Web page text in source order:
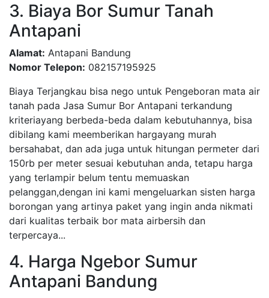
3. Biaya Bor Sumur Tanah
Antapani
Alamat: Antapani Bandung
Nomor Telepon: 082157195925
Biaya Terjangkau bisa nego untuk Pengeboran mata air
tanah pada Jasa Sumur Bor Antapani terkandung
kriteriayang berbeda-beda dalam kebutuhannya, bisa
dibilang kami meemberikan hargayang murah
bersahabat, dan ada juga untuk hitungan permeter dari
150rb per meter sesuai kebutuhan anda, tetapu harga
yang terlampir belum tentu memuaskan
pelanggan,dengan ini kami mengeluarkan sisten harga
borongan yang artinya paket yang ingin anda nikmati
dari kualitas terbaik bor mata airbersih dan
terpercaya...
4. Harga Ngebor Sumur
Antapani Bandung